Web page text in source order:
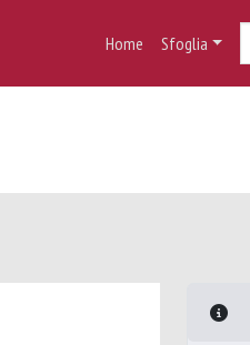
Home Sfoglia